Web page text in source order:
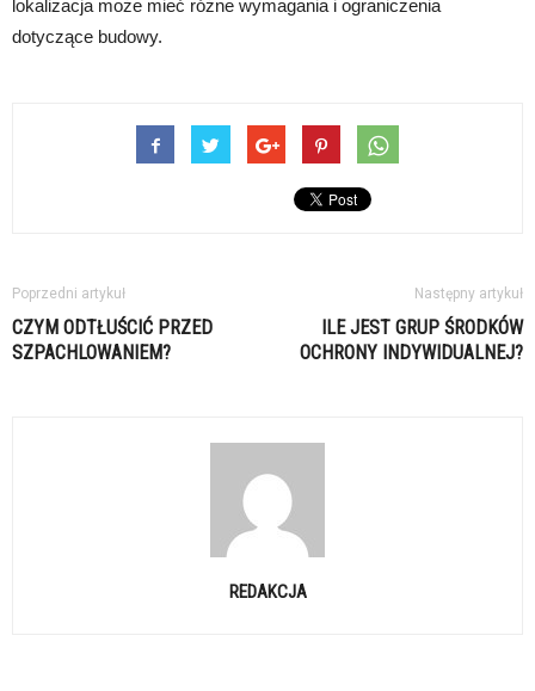
lokalizacja może mieć różne wymagania i ograniczenia
dotyczące budowy.
Poprzedni artykuł
CZYM ODTŁUŚCIĆ PRZED
SZPACHLOWANIEM?
Następny artykuł
ILE JEST GRUP ŚRODKÓW
OCHRONY INDYWIDUALNEJ?
REDAKCJA